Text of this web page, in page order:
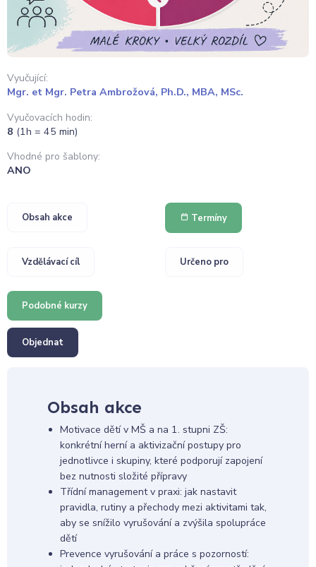
Vyučující:
Mgr. et Mgr. Petra Ambrožová, Ph.D., MBA, MSc.
Vyučovacích hodin:
8 (1h = 45 min)
Vhodné pro šablony:
ANO
Obsah akce Termíny
Vzdělávací cíl Určeno pro
Podobné kurzy
Objednat
Obsah akce
Motivace dětí v MŠ a na 1. stupni ZŠ:
konkrétní herní a aktivizační postupy pro
jednotlivce i skupiny, které podporují zapojení
bez nutnosti složité přípravy
Třídní management v praxi: jak nastavit
pravidla, rutiny a přechody mezi aktivitami tak,
aby se snížilo vyrušování a zvýšila spolupráce
dětí
Prevence vyrušování a práce s pozorností: